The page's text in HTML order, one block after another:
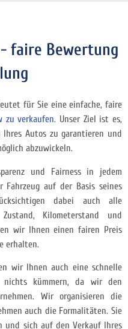
faire Bewertung
für Sie eine einfache, faire
zu verkaufen. Unser Ziel ist es,
Autos zu garantieren und
abzuwickeln.
und Fairness in jedem
auf der Basis seines
dabei auch alle
Kilometerstand und
wir Ihnen einen fairen Preis
erhalten.
wir Ihnen auch eine schnelle
nichts kümmern, da wir den
Wir organisieren die
auch die Formalitäten. Sie
und sich auf den Verkauf Ihres